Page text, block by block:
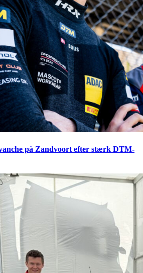
på Zandvoort efter stærk DTM-